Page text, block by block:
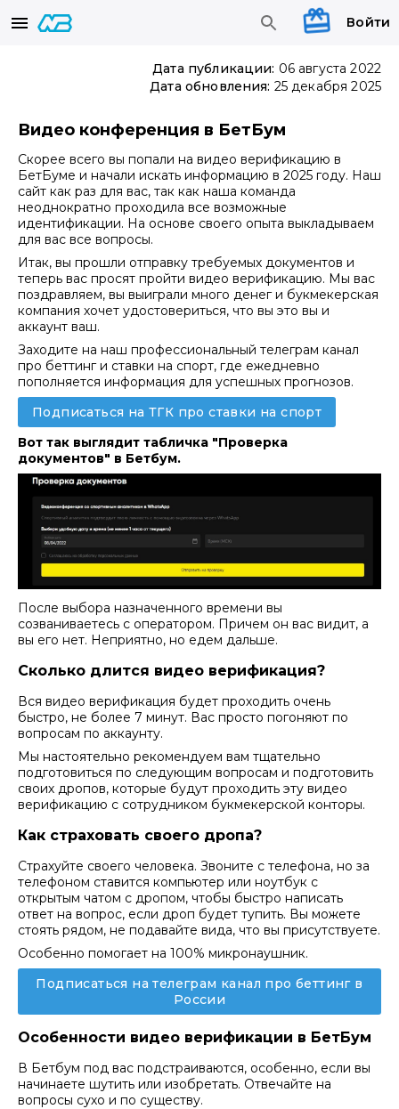
Войти
Дата публикации: 06 августа 2022
Дата обновления: 25 декабря 2025
Видео конференция в БетБум
Скорее всего вы попали на видео верификацию в
БетБуме и начали искать информацию в 2025 году. Наш
сайт как раз для вас, так как наша команда
неоднократно проходила все возможные
идентификации. На основе своего опыта выкладываем
для вас все вопросы.
Итак, вы прошли отправку требуемых документов и
теперь вас просят пройти видео верификацию. Мы вас
поздравляем, вы выиграли много денег и букмекерская
компания хочет удостовериться, что вы это вы и
аккаунт ваш.
Заходите на наш профессиональный телеграм канал
про беттинг и ставки на спорт, где ежедневно
пополняется информация для успешных прогнозов.
Подписаться на ТГК про ставки на спорт
Вот так выглядит табличка "Проверка
документов" в Бетбум.
После выбора назначенного времени вы
созваниваетесь с оператором. Причем он вас видит, а
вы его нет. Неприятно, но едем дальше.
Сколько длится видео верификация?
Вся видео верификация будет проходить очень
быстро, не более 7 минут. Вас просто погоняют по
вопросам по аккаунту.
Мы настоятельно рекомендуем вам тщательно
подготовиться по следующим вопросам и подготовить
своих дропов, которые будут проходить эту видео
верификацию с сотрудником букмекерской конторы.
Как страховать своего дропа?
Страхуйте своего человека. Звоните с телефона, но за
телефоном ставится компьютер или ноутбук с
открытым чатом с дропом, чтобы быстро написать
ответ на вопрос, если дроп будет тупить. Вы можете
стоять рядом, не подавайте вида, что вы присутствуете.
Особенно помогает на 100% микронаушник.
Подписаться на телеграм канал про беттинг в
России
Особенности видео верификации в БетБум
В Бетбум под вас подстраиваются, особенно, если вы
начинаете шутить или изобретать. Отвечайте на
вопросы сухо и по существу.